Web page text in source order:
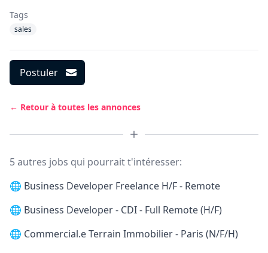
Tags
sales
Postuler
← Retour à toutes les annonces
5 autres jobs qui pourrait t'intéresser:
🌐 Business Developer Freelance H/F - Remote
🌐 Business Developer - CDI - Full Remote (H/F)
🌐 Commercial.e Terrain Immobilier - Paris (N/F/H)